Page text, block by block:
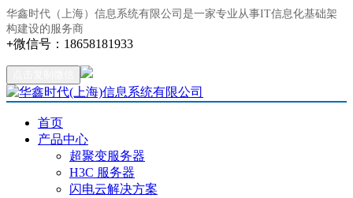
华鑫时代（上海）信息系统有限公司是一家专业从事IT信息化基础架
构建设的服务商
+微信号： 18658181933
首页
产品中心
超聚变服务器
H3C 服务器
闪电云解决方案